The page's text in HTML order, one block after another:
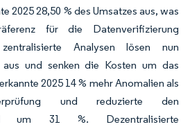
2025 28,50 % des Umsatzes aus, was
für die Datenverifizierung
Analysen lösen nun
aus und senken die Kosten um das
2025 14 % mehr Anomalien als
und reduzierte den
um 31 %. Dezentralisierte